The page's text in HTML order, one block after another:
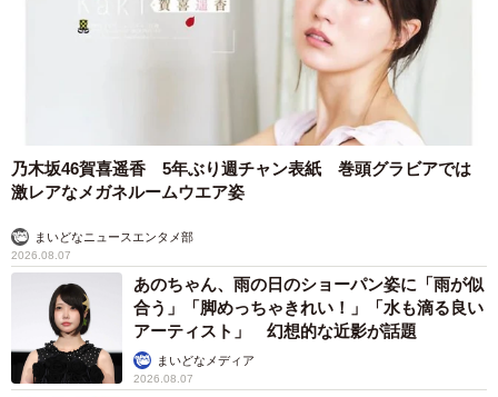
ますが、投票用紙は公職選挙法に基づく厳格な保管・管理
が求められるため、「機密文書としての取り扱い」「未開
封状態での搬送および管理体制」「選挙管理委員会との連
携による適正な引き渡し」「分別・破砕・溶解まで一貫し
たセキュリティ確保」といった要件を満たす必要があり、
一般的なリサイクル事業とは大きく異なる専門性が求めら
れます。
当会は、ユポ製投票用紙の設計・運用に関わってきた背景
を活かし、専門性を満たしたリサイクルの仕組みを構築・
実施してきました。
――どのようにリサイクルするのですか？
乃木坂46賀喜遥香 5年ぶり週チャン表紙 巻頭グラビアでは
激レアなメガネルームウエア姿
まいどなニュースエンタメ部
2026.08.07
あのちゃん、雨の日のショーパン姿に「雨が似
合う」「脚めっちゃきれい！」「水も滴る良い
アーティスト」 幻想的な近影が話題
まいどなメディア
2026.08.07